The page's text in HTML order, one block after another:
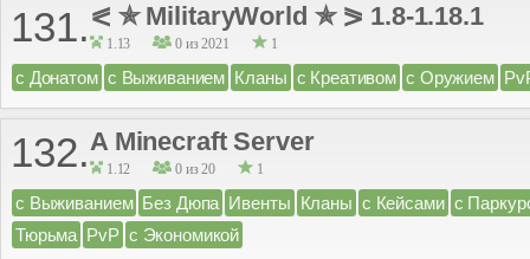
131. ⪕ ✯ MilitaryWorld ✯ ⪖ 1.8-1.18.1
1.13 0 из 2021 1
с Донатом с Выживанием Кланы с Креативом с Оружием
132.A Minecraft Server
1.12 0 из 20 1
с Выживанием Без Дюпа Ивенты Кланы с Кейсами с
Тюрьма PvP с Экономикой